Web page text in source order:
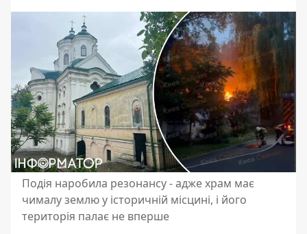
Подія наробила резонансу - адже храм має
чималу землю у історичній місцині, і його
територія палає не вперше